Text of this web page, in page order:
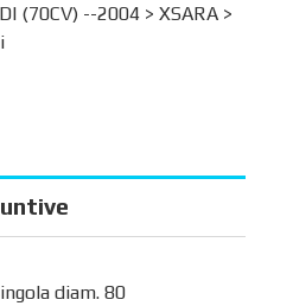
(70CV) --2004 > XSARA >
diam. 80